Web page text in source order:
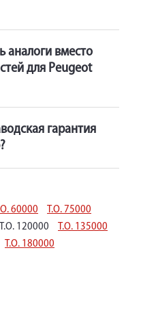
вместо
для Peugeot
гарантия
60000
Т.О. 75000
Т.О. 120000
Т.О. 135000
Т.О. 180000